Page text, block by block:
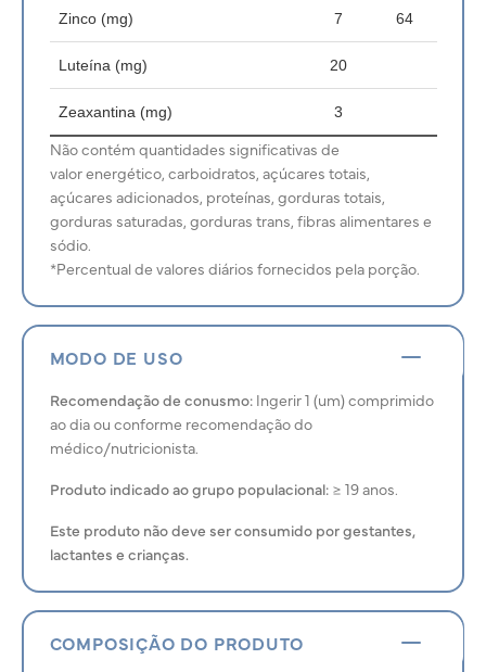
Zinco (mg) 7 64
Luteína (mg) 20
Zeaxantina (mg) 3
Não contém quantidades significativas de
valor energético, carboidratos, açúcares totais,
açúcares adicionados, proteínas, gorduras totais,
gorduras saturadas, gorduras trans, fibras alimentares e
sódio.
*Percentual de valores diários fornecidos pela porção.
MODO DE USO
Recomendação de conusmo: Ingerir 1 (um) comprimido
ao dia ou conforme recomendação do
médico/nutricionista.
Produto indicado ao grupo populacional: ≥ 19 anos.
Este produto não deve ser consumido por gestantes,
lactantes e crianças.
COMPOSIÇÃO DO PRODUTO